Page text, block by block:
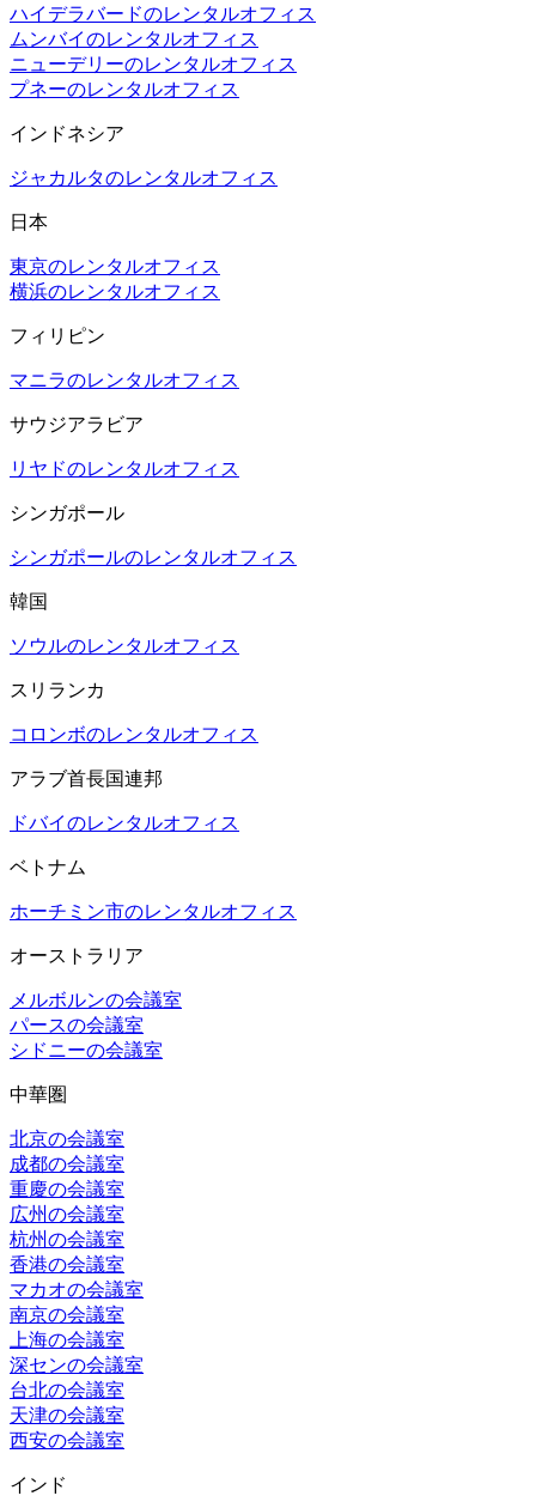
ハイデラバードのレンタルオフィス
ムンバイのレンタルオフィス
ニューデリーのレンタルオフィス
プネーのレンタルオフィス
インドネシア
ジャカルタのレンタルオフィス
日本
東京のレンタルオフィス
横浜のレンタルオフィス
フィリピン
マニラのレンタルオフィス
サウジアラビア
リヤドのレンタルオフィス
シンガポール
シンガポールのレンタルオフィス
韓国
ソウルのレンタルオフィス
スリランカ
コロンボのレンタルオフィス
アラブ首長国連邦
ドバイのレンタルオフィス
ベトナム
ホーチミン市のレンタルオフィス
オーストラリア
メルボルンの会議室
パースの会議室
シドニーの会議室
中華圏
北京の会議室
成都の会議室
重慶の会議室
広州の会議室
杭州の会議室
香港の会議室
マカオの会議室
南京の会議室
上海の会議室
深センの会議室
台北の会議室
天津の会議室
西安の会議室
インド